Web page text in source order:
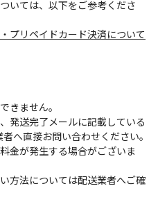
いては、以下をご参考くださ
プリペイドカード決済について
きません。
発送完了メールに記載している
へ直接お問い合わせください。
金が発生する場合がございま
方法については配送業者へご確